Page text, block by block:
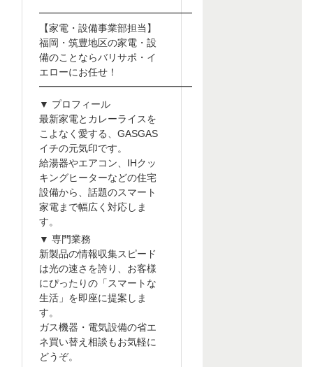
━━━━━━━━━━━━━━━━━━━━
【家電・設備事業部担当】
福岡・筑豊地区の家電・設
備のことならバリサポ・イ
エローにお任せ！
━━━━━━━━━━━━━━━━━━━━
▼ プロフィール
最新家電とカレーライスを
こよなく愛する、GASGAS
イチの元気印です。
給湯器やエアコン、IHクッ
キングヒーターなどの住宅
設備から、話題のスマート
家電まで幅広く対応しま
す。
▼ 専門業務
新製品の情報収集スピード
は光の速さを誇り、お客様
にぴったりの「スマートな
生活」を即座に提案しま
す。
ガス機器・電気設備の省エ
ネ買い替え相談もお気軽に
どうぞ。